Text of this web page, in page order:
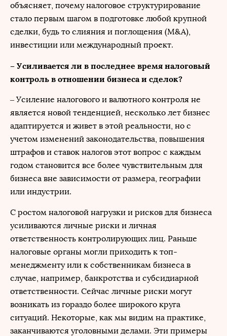
объясняет, почему налоговое структурирование
стало первым шагом в подготовке любой крупной
сделки, будь то слияния и поглощения (M&A),
инвестиции или международный проект.
– Усиливается ли в последнее время налоговый
контроль в отношении бизнеса и сделок?
– Усиление налогового и валютного контроля не
является новой тенденцией, несколько лет бизнес
адаптируется и живет в этой реальности, но с
учетом изменений законодательства, повышения
штрафов и ставок налогов этот вопрос с каждым
годом становится все более чувствительным для
бизнеса вне зависимости от размера, географии
или индустрии.
С ростом налоговой нагрузки и рисков для бизнеса
усиливаются личные риски и личная
ответственность контролирующих лиц. Раньше
налоговые органы могли приходить к топ-
менеджменту или к собственникам бизнеса в
случае, например, банкротства и субсидиарной
ответственности. Сейчас личные риски могут
возникать из гораздо более широкого круга
ситуаций. Некоторые, как мы видим на практике,
заканчиваются уголовными делами. Эти примеры